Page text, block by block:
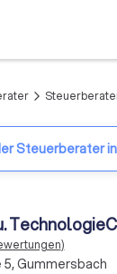
arrow_forward_ios
Steuerberater
)
Gummersbach